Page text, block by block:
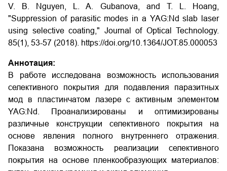
V. B. Nguyen, L. A. Gubanova, and T. L. Hoang,
"Suppression of parasitic modes in a YAG:Nd slab laser
using selective coating," Journal of Optical Technology.
85(1), 53-57 (2018). https://doi.org/10.1364/JOT.85.000053
Аннотация:
В работе исследована возможность использования
селективного покрытия для подавления паразитных
мод в пластинчатом лазере с активным элементом
YAG:Nd. Проанализированы и оптимизированы
различные конструкции селективного покрытия на
основе явления полного внутреннего отражения.
Показана возможность реализации селективного
покрытия на основе пленкообразующих материалов: